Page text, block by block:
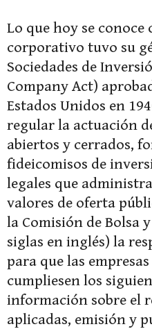
Lo que hoy se conoce
corporativo tuvo su
Sociedades de
Company Act)
Estados Unidos en
regular la actuación
abiertos y cerrados,
fideicomisos de
legales que
valores de oferta
la Comisión de Bolsa
siglas en inglés) la
para que las
cumpliesen los
información sobre el
aplicadas, emisión y